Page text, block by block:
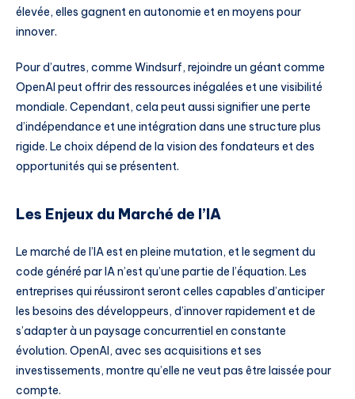
élevée, elles gagnent en autonomie et en moyens pour
innover.
Pour d’autres, comme Windsurf, rejoindre un géant comme
OpenAI peut offrir des ressources inégalées et une visibilité
mondiale. Cependant, cela peut aussi signifier une perte
d’indépendance et une intégration dans une structure plus
rigide. Le choix dépend de la vision des fondateurs et des
opportunités qui se présentent.
Les Enjeux du Marché de l’IA
Le marché de l’IA est en pleine mutation, et le segment du
code généré par IA n’est qu’une partie de l’équation. Les
entreprises qui réussiront seront celles capables d’anticiper
les besoins des développeurs, d’innover rapidement et de
s’adapter à un paysage concurrentiel en constante
évolution. OpenAI, avec ses acquisitions et ses
investissements, montre qu’elle ne veut pas être laissée pour
compte.